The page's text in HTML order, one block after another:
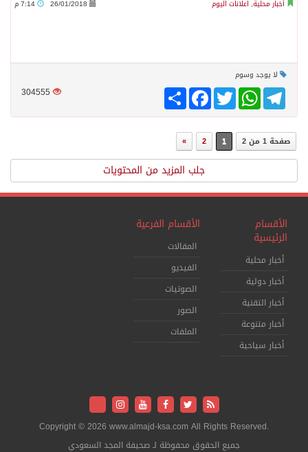
أخبار محلية, اعلانات اليوم 26/01/2018
لا يوجد وسوم
304555 انشر
FacebookTwitter
WhatsAppTelegram
صفحة 1 من 2 1
2
»
جلب المزيد من المحتويات
الأقسام
الرئيسية
أخبار محلية
أخبار دولية
أخبار التقنية
أخبار متنوعة
أخبار سياحية
الأقسام الفرعية
المقالات
الفيديو
الصوتيات
الصور
الملفات
Copyright © 2026 www.almajd-ksa.com All Rights Reserved.
جميع الحقوق محفوظة لـ صحيفة المجد السعودي